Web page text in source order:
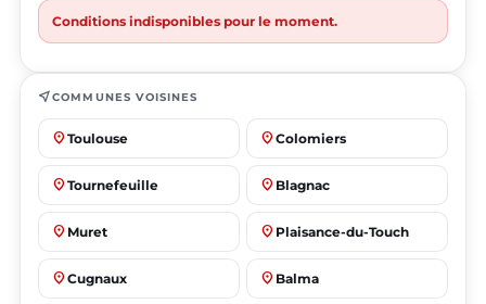
Conditions indisponibles pour le moment.
near_meCOMMUNES VOISINES
place Toulouse place Colomiers
place Tournefeuille place Blagnac
place Muret place Plaisance-du-Touch
place Cugnaux place Balma